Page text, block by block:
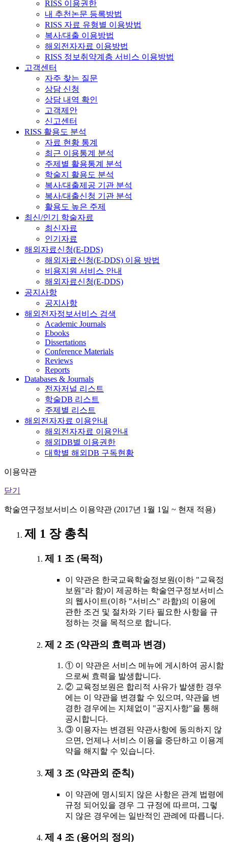
RISS 이용권한
내 추천논문 등록방법
RISS 자료 유형별 이용방법
복사/대출 이용방법
해외전자자료 이용방법
RISS 정보취약계층 서비스 이용방법
고객센터
자주 찾는 질문
상담 신청
상담 내역 확인
고객제안
신고센터
RISS 활용도 분석
자료 현황 통계
최근 이용통계 분석
주제별 활용통계 분석
학술지 활용도 분석
복사/대출제공 기관 분석
복사/대출신청 기관 분석
활용도 높은 주제
최신/인기 학술자료
최신자료
인기자료
해외자료신청(E-DDS)
해외자료신청(E-DDS) 이용 방법
비용지원 서비스 안내
해외자료신청(E-DDS)
공지사항
공지사항
해외전자정보서비스 검색
Academic Journals
Ebooks
Dissertations
Conference Materials
Reviews
Reports
Databases & Journals
전자저널 리스트
학술DB 리스트
주제별 리스트
해외전자자료 이용안내
해외전자자료 이용안내
해외DB별 이용권한
대학별 해외DB 구독현황
이용약관
닫기
학술연구정보서비스 이용약관 (2017년 1월 1일 ~ 현재 적용)
제 1 장 총칙
제 1 조 (목적)
이 약관은 한국교육학술정보원(이하 "교육정
보원"라 함)이 제공하는 학술연구정보서비스
의 웹사이트(이하 "서비스" 라함)의 이용에
관한 조건 및 절차와 기타 필요한 사항을 규
정하는 것을 목적으로 합니다.
제 2 조 (약관의 효력과 변경)
① 이 약관은 서비스 메뉴에 게시하여 공시함
으로써 효력을 발생합니다.
② 교육정보원은 합리적 사유가 발생한 경우
에는 이 약관을 변경할 수 있으며, 약관을 변
경한 경우에는 지체없이 "공지사항"을 통해
공시합니다.
③ 이용자는 변경된 약관사항에 동의하지 않
으면, 언제나 서비스 이용을 중단하고 이용계
약을 해지할 수 있습니다.
제 3 조 (약관외 준칙)
이 약관에 명시되지 않은 사항은 관계 법령에
규정 되어있을 경우 그 규정에 따르며, 그렇
지 않은 경우에는 일반적인 관례에 따릅니다.
제 4 조 (용어의 정의)